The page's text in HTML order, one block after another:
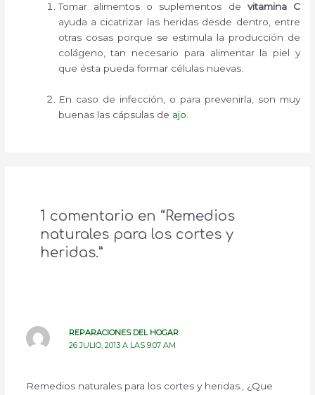
Tomar alimentos o suplementos de vitamina C
ayuda a cicatrizar las heridas desde dentro, entre
otras cosas porque se estimula la producción de
colágeno, tan necesario para alimentar la piel y
que ésta pueda formar células nuevas.
En caso de infección, o para prevenirla, son muy
buenas las cápsulas de ajo.
1 comentario en “Remedios
naturales para los cortes y
heridas.”
REPARACIONES DEL HOGAR
26 JULIO, 2013 A LAS 9:07 AM
Remedios naturales para los cortes y heridas., ¿Que